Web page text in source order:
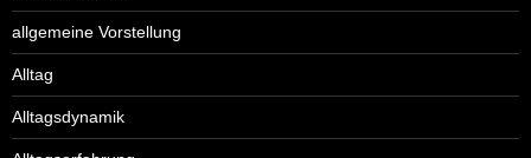
allgemeine Vorstellung
Alltag
Alltagsdynamik